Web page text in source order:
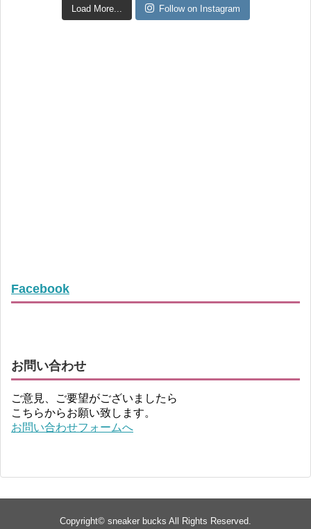
Load More... Follow on Instagram
Facebook
お問い合わせ
ご意見、ご要望がございましたら
こちらからお願い致します。
お問い合わせフォームへ
Copyright© sneaker bucks All Rights Reserved.